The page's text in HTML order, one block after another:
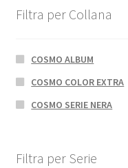
Filtra per Collana
COSMO ALBUM
COSMO COLOR EXTRA
COSMO SERIE NERA
Filtra per Serie